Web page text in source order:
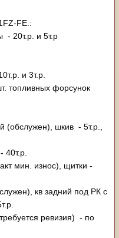
FE.:
- 20т.р. и 5т.р
и 3т.р.
топливных форсунок
(обслужен), шкив - 5т.р.,
40т.р.
мин. износ), щитки -
кв задний под РК с
ревизия) - по